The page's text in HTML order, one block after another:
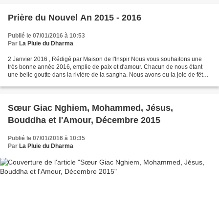
Prière du Nouvel An 2015 - 2016
Publié le 07/01/2016 à 10:53
Par La Pluie du Dharma
2 Janvier 2016 , Rédigé par Maison de l'Inspir Nous vous souhaitons une
très bonne année 2016, emplie de paix et d'amour. Chacun de nous étant
une belle goutte dans la rivière de la sangha. Nous avons eu la joie de fêter
Sœur Giac Nghiem, Mohammed, Jésus,
Bouddha et l'Amour, Décembre 2015
Publié le 07/01/2016 à 10:35
Par La Pluie du Dharma